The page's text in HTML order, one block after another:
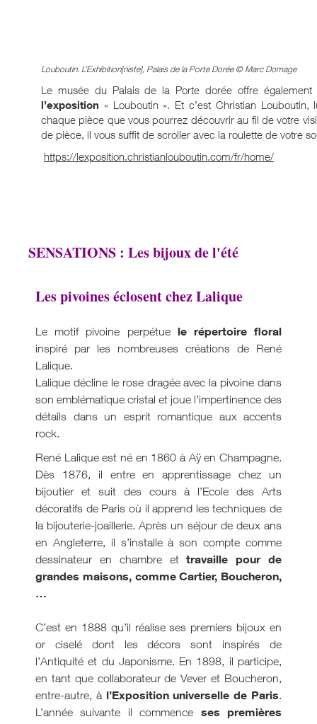
Louboutin. L’Exhibition[niste], Palais de la Porte Dorée
Le musée du Palais de la Porte dorée offre également
l’exposition « Louboutin ». Et c’est Christian
chaque pièce que vous pourrez découvrir au fil de votre
de pièce, il vous suffit de scroller avec la roulette de votre
https://lexposition.christianlouboutin.com/fr/home/
SENSATIONS : Les bijoux de l'été
Les pivoines éclosent chez Lalique
Le motif pivoine perpétue le répertoire floral
inspiré par les nombreuses créations de René
Lalique.
Lalique décline le rose dragée avec la pivoine dans
son emblématique cristal et joue l’impertinence des
détails dans un esprit romantique aux accents
rock.
René Lalique est né en 1860 à Aÿ en Champagne.
Dès 1876, il entre en apprentissage chez un
bijoutier et suit des cours à l’Ecole des Arts
décoratifs de Paris où il apprend les techniques de
la bijouterie-joaillerie. Après un séjour de deux ans
en Angleterre, il s’installe à son compte comme
dessinateur en chambre ettravaille pour de
grandes maisons, comme Cartier, Boucheron,
…
C’est en 1888 qu’il réalise ses premiers bijoux en
or ciselé dont les décors sont inspirés de
l’Antiquité et du Japonisme. En 1898, il participe,
en tant que collaborateur de Vever et Boucheron,
entre-autre, à l’Exposition universelle de Paris.
L’année suivante il commence ses premières